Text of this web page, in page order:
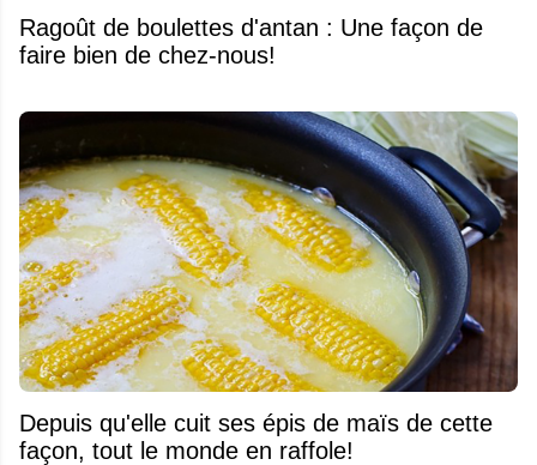
Ragoût de boulettes d'antan : Une façon de
faire bien de chez-nous!
Depuis qu'elle cuit ses épis de maïs de cette
façon, tout le monde en raffole!